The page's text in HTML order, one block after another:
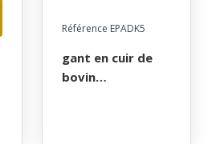
Référence EPADK5
gant en cuir de
bovin